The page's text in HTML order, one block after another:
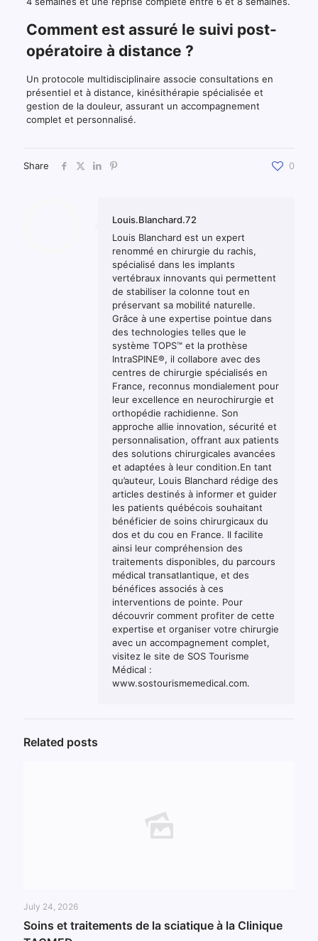
Comment est assuré le suivi post-
opératoire à distance ?
Un protocole multidisciplinaire associe consultations en
présentiel et à distance, kinésithérapie spécialisée et
gestion de la douleur, assurant un accompagnement
complet et personnalisé.
Share 0
Louis.Blanchard.72
Louis Blanchard est un expert
renommé en chirurgie du rachis,
spécialisé dans les implants
vertébraux innovants qui permettent
de stabiliser la colonne tout en
préservant sa mobilité naturelle.
Grâce à une expertise pointue dans
des technologies telles que le
système TOPS™ et la prothèse
IntraSPINE®, il collabore avec des
centres de chirurgie spécialisés en
France, reconnus mondialement pour
leur excellence en neurochirurgie et
orthopédie rachidienne. Son
approche allie innovation, sécurité et
personnalisation, offrant aux patients
des solutions chirurgicales avancées
et adaptées à leur condition.En tant
qu’auteur, Louis Blanchard rédige des
articles destinés à informer et guider
les patients québécois souhaitant
bénéficier de soins chirurgicaux du
dos et du cou en France. Il facilite
ainsi leur compréhension des
traitements disponibles, du parcours
médical transatlantique, et des
bénéfices associés à ces
interventions de pointe. Pour
découvrir comment profiter de cette
expertise et organiser votre chirurgie
avec un accompagnement complet,
visitez le site de SOS Tourisme
Médical :
www.sostourismemedical.com.
Related posts
July 24, 2026
Soins et traitements de la sciatique à la Clinique